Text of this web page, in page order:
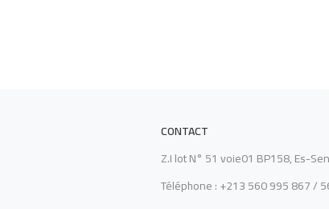
CONTACT
Z.I lot N° 51 voie01 BP158, Es-
Téléphone : +213 560 995 867 /